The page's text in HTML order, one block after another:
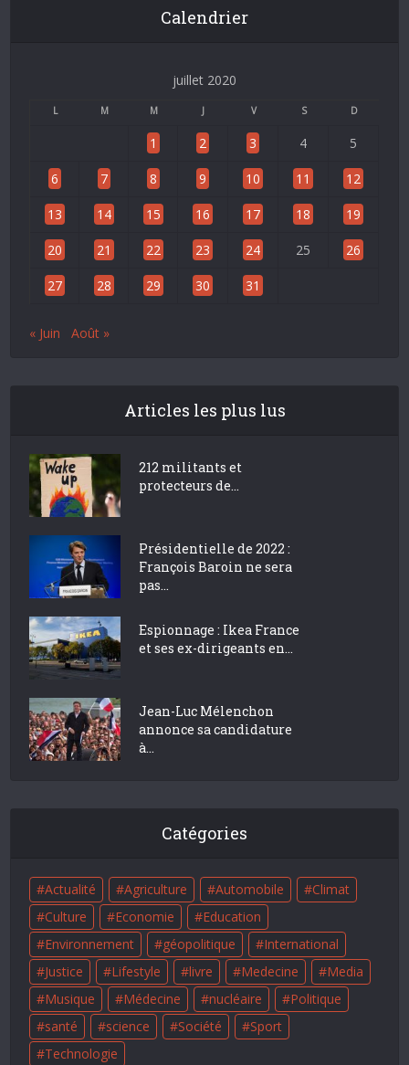
Calendrier
juillet 2020
L M M J V S D
1 2 3 4 5
6 7 8 9 10 11 12
13 14 15 16 17 18 19
20 21 22 23 24 25 26
27 28 29 30 31
« Juin Août »
Articles les plus lus
212 militants et
protecteurs de...
Présidentielle de 2022 :
François Baroin ne sera
pas...
Espionnage : Ikea France
et ses ex-dirigeants en...
Jean-Luc Mélenchon
annonce sa candidature
à...
Catégories
Actualité Agriculture Automobile
Climat
Culture
Economie
Education
Environnement
géopolitique
International
Justice
Lifestyle livre Medecine
Media
Musique
Médecine nucléaire
Politique
santé
science Société
Sport
Technologie